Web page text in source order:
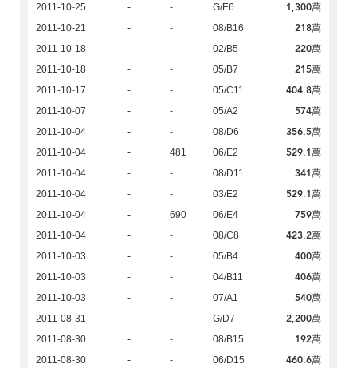
2011-10-25 - - G/E6 1,300萬
2011-10-21 - - 08/B16 218萬
2011-10-18 - - 02/B5 220萬
2011-10-18 - - 05/B7 215萬
2011-10-17 - - 05/C11 404.8萬
2011-10-07 - - 05/A2 574萬
2011-10-04 - - 08/D6 356.5萬
2011-10-04 - 481 06/E2 529.1萬
2011-10-04 - - 08/D11 341萬
2011-10-04 - - 03/E2 529.1萬
2011-10-04 - 690 06/E4 759萬
2011-10-04 - - 08/C8 423.2萬
2011-10-03 - - 05/B4 400萬
2011-10-03 - - 04/B11 406萬
2011-10-03 - - 07/A1 540萬
2011-08-31 - - G/D7 2,200萬
2011-08-30 - - 08/B15 192萬
2011-08-30 - - 06/D15 460.6萬